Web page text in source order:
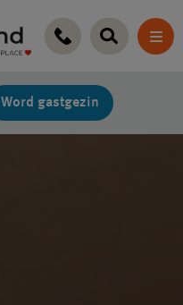
Word gastgezin